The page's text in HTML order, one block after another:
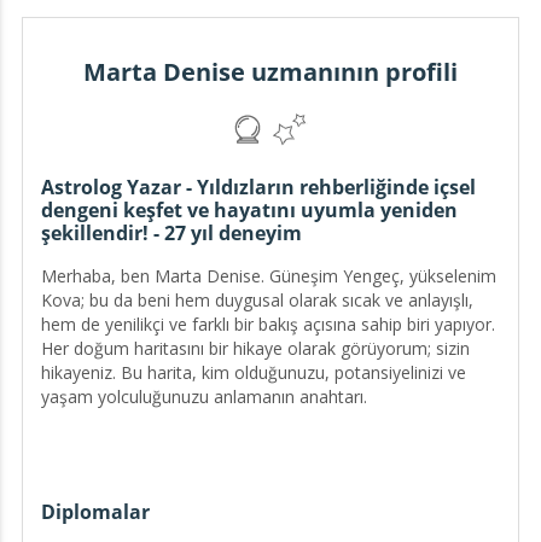
Marta Denise uzmanının profili
Astrolog Yazar - Yıldızların rehberliğinde içsel
dengeni keşfet ve hayatını uyumla yeniden
şekillendir! - 27 yıl deneyim
Merhaba, ben Marta Denise. Güneşim Yengeç, yükselenim
Kova; bu da beni hem duygusal olarak sıcak ve anlayışlı,
hem de yenilikçi ve farklı bir bakış açısına sahip biri yapıyor.
Her doğum haritasını bir hikaye olarak görüyorum; sizin
hikayeniz. Bu harita, kim olduğunuzu, potansiyelinizi ve
yaşam yolculuğunuzu anlamanın anahtarı.
aşmalarına ve hayatlarında daha fazla anlam bulmalarına
Diplomalar